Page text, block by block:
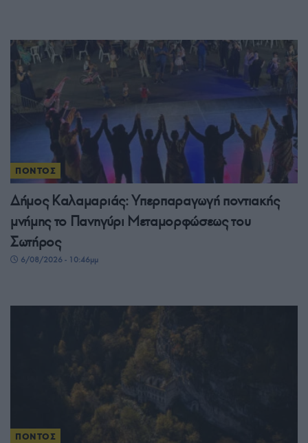
ΠΟΝΤΟΣ
Δήμος Καλαμαριάς: Υπερπαραγωγή ποντιακής
μνήμης το Πανηγύρι Μεταμορφώσεως του
Σωτήρος
6/08/2026 - 10:46μμ
ΠΟΝΤΟΣ